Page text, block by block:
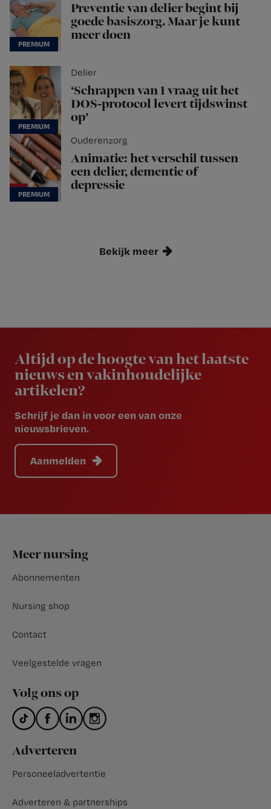
Preventie van delier begint bij
goede basiszorg. Maar je kunt
meer doen
Delier
‘Schrappen van 1 vraag uit het
DOS-protocol levert tijdswinst
op’
Ouderenzorg
Animatie: het verschil tussen
een delier, dementie of
depressie
Bekijk meer
Altijd op de hoogte van het laatste
nieuws en vakinhoudelijke
artikelen?
Schrijf je dan in voor een van onze
nieuwsbrieven.
Aanmelden
Footer
Meer nursing
Abonnementen
Nursing shop
Contact
Veelgestelde vragen
Volg ons op
Adverteren
Personeeladvertentie
Adverteren & partnerships